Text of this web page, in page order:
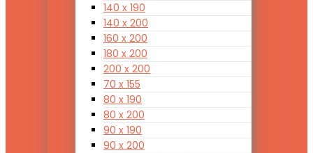
140 x 190
140 x 200
160 x 200
180 x 200
200 x 200
70 x 155
80 x 190
80 x 200
90 x 190
90 x 200